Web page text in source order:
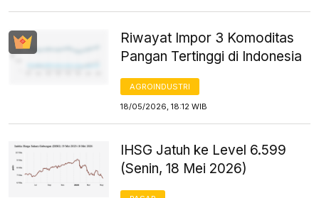
Riwayat Impor 3 Komoditas
Pangan Tertinggi di Indonesia
AGROINDUSTRI
18/05/2026, 18:12 WIB
IHSG Jatuh ke Level 6.599
(Senin, 18 Mei 2026)